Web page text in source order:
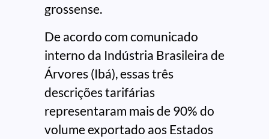
grossense.
De acordo com comunicado
interno da Indústria Brasileira de
Árvores (Ibá), essas três
descrições tarifárias
representaram mais de 90% do
volume exportado aos Estados